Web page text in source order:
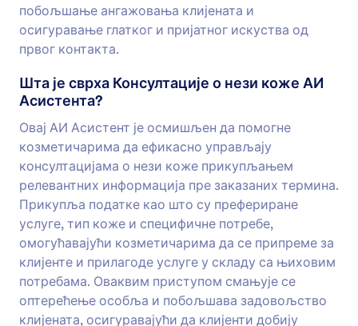
побољшање ангажовања клијената и
осигуравање глатког и пријатног искуства од
првог контакта.
Шта је сврха Консултације о нези коже АИ
Асистента?
Овај АИ Асистент је осмишљен да помогне
козметичарима да ефикасно управљају
консултацијама о нези коже прикупљањем
релевантних информација пре заказаних термина.
Прикупља податке као што су префериране
услуге, тип коже и специфичне потребе,
омогућавајући козметичарима да се припреме за
клијенте и прилагоде услуге у складу са њиховим
потребама. Оваквим приступом смањује се
оптерећење особља и побољшава задовољство
клијената, осигуравајући да клијенти добију